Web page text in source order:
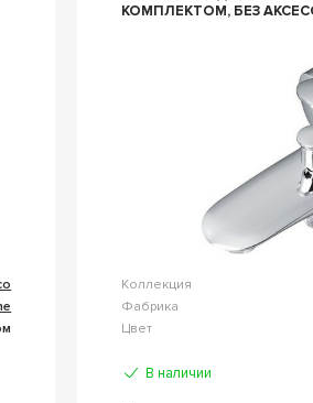
КОМПЛЕКТОМ, БЕЗ
Коллекция
Фабрика
Цвет
В наличии